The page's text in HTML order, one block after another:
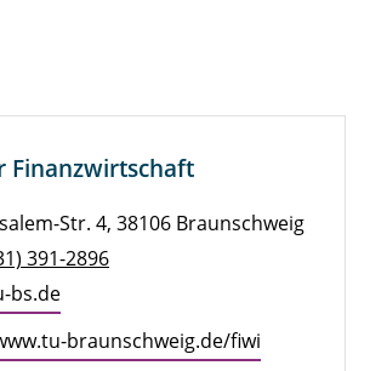
Finanzwirtschaft
Str. 4, 38106 Braunschweig
391-2896
​bs.​de
​braunschweig.​de/​fiwi